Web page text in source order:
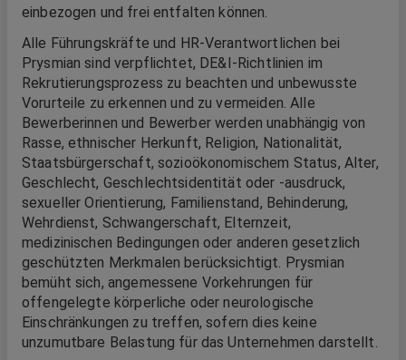
einbezogen und frei entfalten können.
Alle Führungskräfte und HR-Verantwortlichen bei
Prysmian sind verpflichtet, DE&I-Richtlinien im
Rekrutierungsprozess zu beachten und unbewusste
Vorurteile zu erkennen und zu vermeiden. Alle
Bewerberinnen und Bewerber werden unabhängig von
Rasse, ethnischer Herkunft, Religion, Nationalität,
Staatsbürgerschaft, sozioökonomischem Status, Alter,
Geschlecht, Geschlechtsidentität oder -ausdruck,
sexueller Orientierung, Familienstand, Behinderung,
Wehrdienst, Schwangerschaft, Elternzeit,
medizinischen Bedingungen oder anderen gesetzlich
geschützten Merkmalen berücksichtigt. Prysmian
bemüht sich, angemessene Vorkehrungen für
offengelegte körperliche oder neurologische
Einschränkungen zu treffen, sofern dies keine
unzumutbare Belastung für das Unternehmen darstellt.